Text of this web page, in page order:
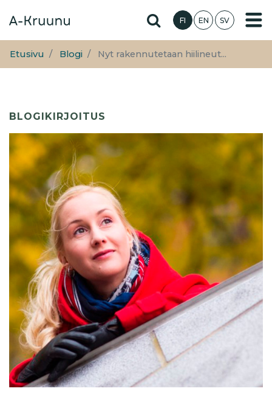
pääsisältöön
Hae sivustolta
FI EN SV
Etusivu Blogi Nyt rakennutetaan hiilineut...
BLOGIKIRJOITUS